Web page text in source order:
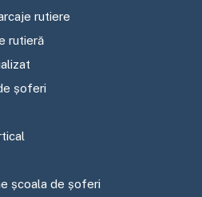
rutiere
rutieră
șoferi
școala de șoferi